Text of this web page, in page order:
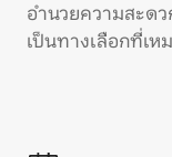
อำนวยความสะด
เป็นทางเลือกที่เ